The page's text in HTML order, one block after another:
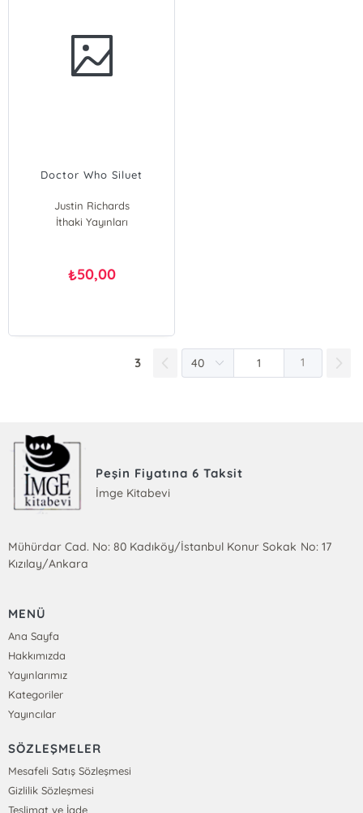
Doctor Who Siluet
Justin Richards
İthaki Yayınları
₺50,00
3 1
Peşin Fiyatına 6 Taksit
İmge Kitabevi
Mühürdar Cad. No: 80 Kadıköy/İstanbul Konur Sokak No: 17
Kızılay/Ankara
MENÜ
Ana Sayfa
Hakkımızda
Yayınlarımız
Kategoriler
Yayıncılar
SÖZLEŞMELER
Mesafeli Satış Sözleşmesi
Gizlilik Sözleşmesi
Teslimat ve İade